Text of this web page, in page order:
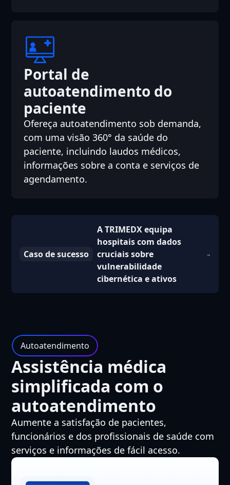
Portal de
autoatendimento do
paciente
Ofereça autoatendimento sob demanda,
com uma visão 360° da saúde do
paciente, incluindo laudos médicos,
informações sobre a conta e serviços de
agendamento.
Caso de sucesso
A TRIMEDX equipa
hospitais com dados
cruciais sobre
vulnerabilidade
cibernética e ativos
Autoatendimento
Assistência médica
simplificada com o
autoatendimento
Aumente a satisfação de pacientes,
funcionários e dos profissionais de saúde com
serviços e informações de fácil acesso.